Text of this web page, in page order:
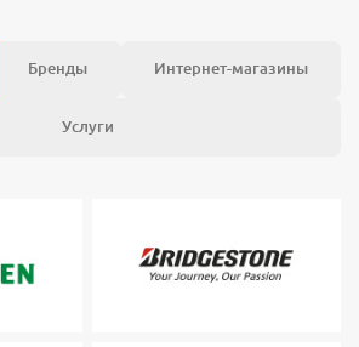
Бренды Интернет-магазины
Услуги